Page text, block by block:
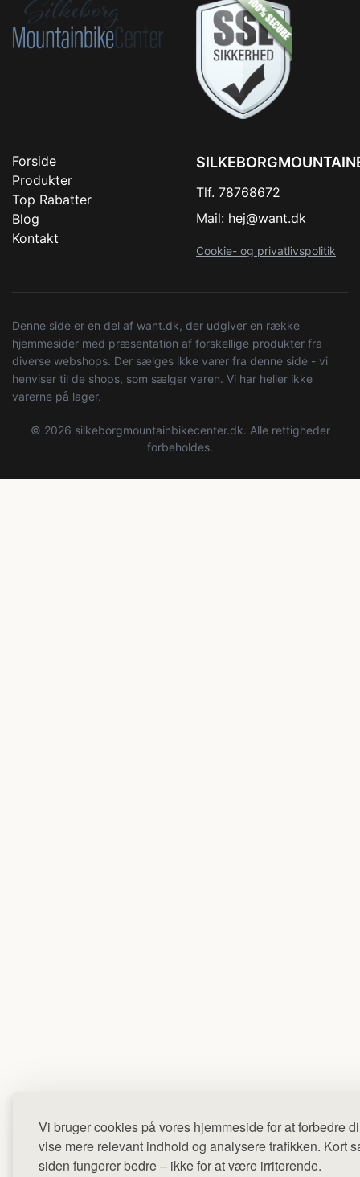
Vi bruger cookies på vores hjemmeside for at forbedre
vise mere relevant indhold og analysere trafikken. Kort
siden fungerer bedre – ikke for at være irriterende.
Forside
Produkter
Top Rabatter
Blog
Kontakt
Tlf. 78768672
Mail: hej@want.dk
Cookie- og privatlivspolitik
Denne side er en del af want.dk, der udgiver en række
hjemmesider med præsentation af forskellige produkter fra
diverse webshops. Der sælges ikke varer fra denne side - vi
henviser til de shops, som sælger varen. Vi har heller ikke
varerne på lager.
© 2026 silkeborgmountainbikecenter.dk. Alle rettigheder
forbeholdes.